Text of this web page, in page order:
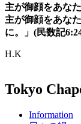
主が御顔をあな
主が御顔をあな
に。」(民数記
H.K
Tokyo
Information